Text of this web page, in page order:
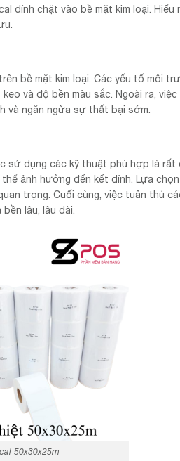
dính chặt vào bề mặt kim loại.
bề mặt kim loại. Các yếu tố môi
và độ bền màu sắc. Ngoài ra,
và ngăn ngừa sự thất bại sớm.
sử dụng các kỹ thuật phù hợp là rất
ảnh hưởng đến kết dính. Lựa
trọng. Cuối cùng, việc tuân thủ
lâu, lâu dài.
50x30x25m